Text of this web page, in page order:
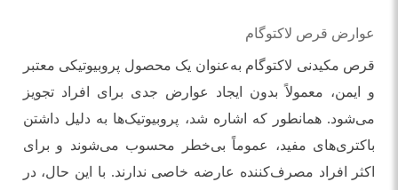
عوارض قرص لاکتوگام
قرص مکیدنی لاکتوگام به‌عنوان یک محصول پروبیوتیکی معتبر
و ایمن، معمولاً بدون ایجاد عوارض جدی برای افراد تجویز
می‌شود. همانطور که اشاره شد، پروبیوتیک‌ها به دلیل داشتن
باکتری‌های مفید، عموماً بی‌خطر محسوب می‌شوند و برای
اکثر افراد مصرف‌کننده عارضه خاصی ندارند. با این حال، در